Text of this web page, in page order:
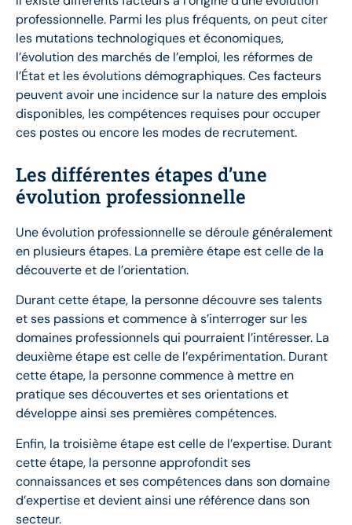
professionnelle. Parmi les plus fréquents, on peut citer
les mutations technologiques et économiques,
l’évolution des marchés de l’emploi, les réformes de
l’État et les évolutions démographiques. Ces facteurs
peuvent avoir une incidence sur la nature des emplois
disponibles, les compétences requises pour occuper
ces postes ou encore les modes de recrutement.
Les différentes étapes d’une
évolution professionnelle
Une évolution professionnelle se déroule généralement
en plusieurs étapes. La première étape est celle de la
découverte et de l’orientation.
Durant cette étape, la personne découvre ses talents
et ses passions et commence à s’interroger sur les
domaines professionnels qui pourraient l’intéresser. La
deuxième étape est celle de l’expérimentation. Durant
cette étape, la personne commence à mettre en
pratique ses découvertes et ses orientations et
développe ainsi ses premières compétences.
Enfin, la troisième étape est celle de l’expertise. Durant
cette étape, la personne approfondit ses
connaissances et ses compétences dans son domaine
d’expertise et devient ainsi une référence dans son
secteur.